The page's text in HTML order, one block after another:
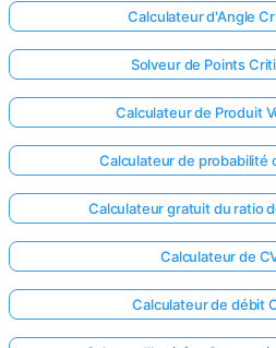
Calculateur d'Angle
Solveur de Points
Calculateur de Produit
Calculateur de probabilité
Calculateur gratuit du ratio
Calculateur de
Calculateur de débit